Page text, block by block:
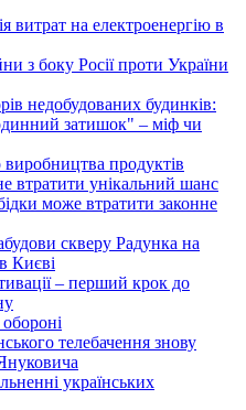
витрат на електроенергію в
з боку Росії проти України
недобудованих будинків:
затишок" – міф чи
продуктів
втратити унікальний шанс
може втратити законне
скверу Радунка на
Києві
– перший крок до
телебачення знову
українських